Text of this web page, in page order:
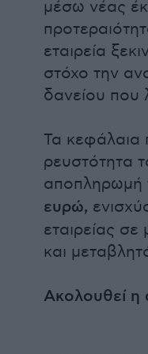
μέσω νέας
εταιρεία
στόχο την
δανείου που
Τα κεφάλαια
ρευστότητα
αποπληρωμή
ευρώ,
εταιρείας
και
Ακολουθεί η